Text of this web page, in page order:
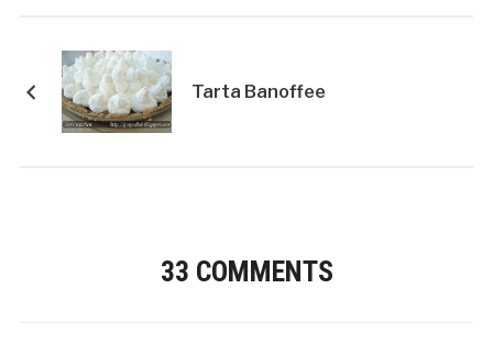
Tarta Banoffee
33 COMMENTS